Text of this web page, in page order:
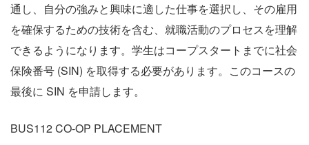
通し、自分の強みと興味に適した仕事を選択し、その雇用
を確保するための技術を含む、就職活動のプロセスを理解
できるようになります。学生はコープスタートまでに社会
保険番号 (SIN) を取得する必要があります。このコースの
最後に SIN を申請します。
BUS112 CO-OP PLACEMENT